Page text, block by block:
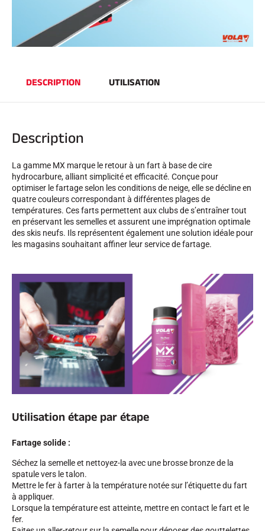
SKI COMPÉTITION
SKI TOUT TERRAIN
SKI DE FOND
DESCRIPTION UTILISATION
Description
La gamme MX marque le retour à un fart à base de cire
hydrocarbure, alliant simplicité et efficacité. Conçue pour
optimiser le fartage selon les conditions de neige, elle se décline en
quatre couleurs correspondant à différentes plages de
températures. Ces farts permettent aux clubs de s’entraîner tout
en préservant les semelles et assurent une imprégnation optimale
des skis neufs. Ils représentent également une solution idéale pour
les magasins souhaitant affiner leur service de fartage.
Utilisation étape par étape
Fartage solide :
Séchez la semelle et nettoyez-la avec une brosse bronze de la
spatule vers le talon.
Mettre le fer à farter à la température notée sur l’étiquette du fart
à appliquer.
Lorsque la température est atteinte, mettre en contact le fart et le
fer.